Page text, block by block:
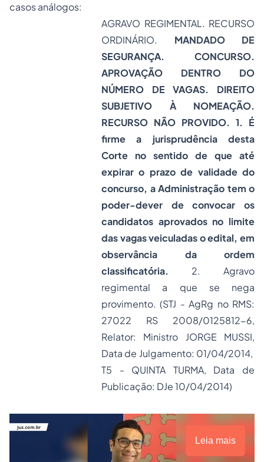
casos análogos:
AGRAVO REGIMENTAL. RECURSO
ORDINÁRIO. MANDADO DE
SEGURANÇA. CONCURSO.
APROVAÇÃO DENTRO DO
NÚMERO DE VAGAS. DIREITO
SUBJETIVO À NOMEAÇÃO.
RECURSO NÃO PROVIDO. 1. É
firme a jurisprudência desta
Corte no sentido de que até
expirar o prazo de validade do
concurso, a Administração tem o
poder-dever de convocar os
candidatos aprovados no limite
das vagas veiculadas o edital, em
observância da ordem
classificatória. 2. Agravo
regimental a que se nega
provimento. (STJ - AgRg no RMS:
27022 RS 2008/0125812-6,
Relator: Ministro JORGE MUSSI,
Data de Julgamento: 01/04/2014,
T5 - QUINTA TURMA, Data de
Publicação: DJe 10/04/2014)
Leia mais